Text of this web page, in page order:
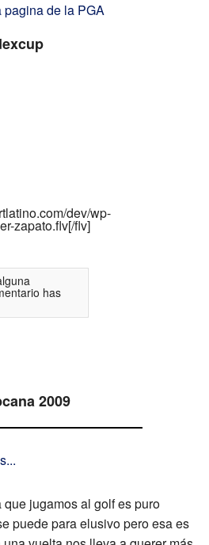
pagina de la PGA
dev/wp-
zapato.flv[/flv]
has
2009
jugamos al golf es puro
puede para elusivo pero esa es